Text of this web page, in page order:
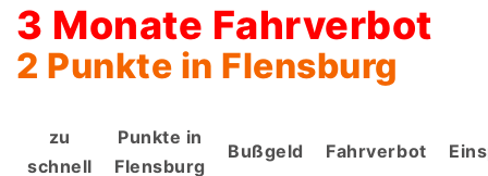
3 Monate Fahrverbot
2 Punkte in Flensburg
zu
schnell
Punkte in
Flensburg
Bußgeld Fahrverbot